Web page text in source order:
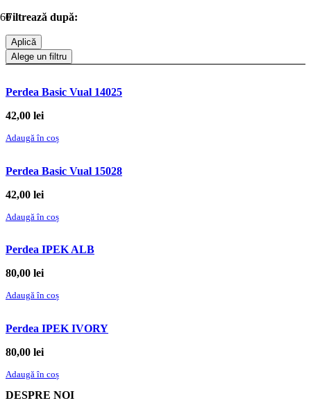
Filtrează după:
Aplică
Alege un filtru
Perdea Basic Vual 14025
42,00 lei
Adaugă în coș
Perdea Basic Vual 15028
42,00 lei
Adaugă în coș
Perdea IPEK ALB
80,00 lei
Adaugă în coș
Perdea IPEK IVORY
80,00 lei
Adaugă în coș
DESPRE NOI